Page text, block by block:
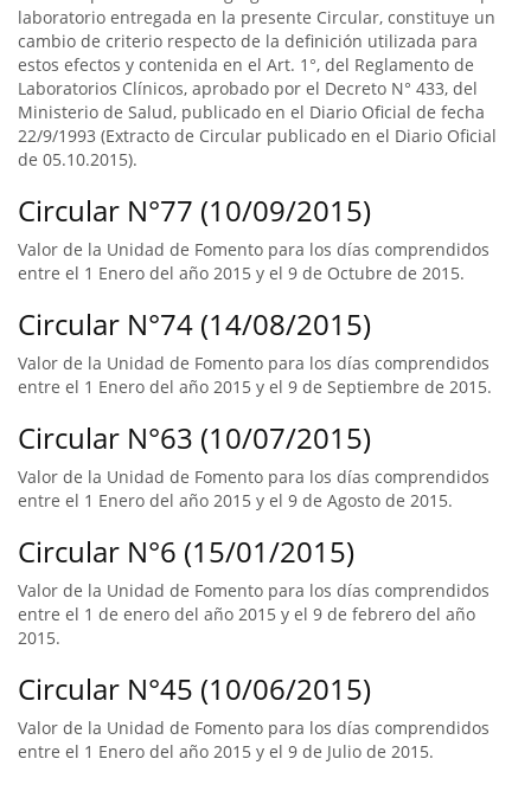
laboratorio entregada en la presente Circular, constituye un
cambio de criterio respecto de la definición utilizada para
estos efectos y contenida en el Art. 1°, del Reglamento de
Laboratorios Clínicos, aprobado por el Decreto N° 433, del
Ministerio de Salud, publicado en el Diario Oficial de fecha
22/9/1993 (Extracto de Circular publicado en el Diario Oficial
de 05.10.2015).
Circular N°77 (10/09/2015)
Valor de la Unidad de Fomento para los días comprendidos
entre el 1 Enero del año 2015 y el 9 de Octubre de 2015.
Circular N°74 (14/08/2015)
Valor de la Unidad de Fomento para los días comprendidos
entre el 1 Enero del año 2015 y el 9 de Septiembre de 2015.
Circular N°63 (10/07/2015)
Valor de la Unidad de Fomento para los días comprendidos
entre el 1 Enero del año 2015 y el 9 de Agosto de 2015.
Circular N°6 (15/01/2015)
Valor de la Unidad de Fomento para los días comprendidos
entre el 1 de enero del año 2015 y el 9 de febrero del año
2015.
Circular N°45 (10/06/2015)
Valor de la Unidad de Fomento para los días comprendidos
entre el 1 Enero del año 2015 y el 9 de Julio de 2015.